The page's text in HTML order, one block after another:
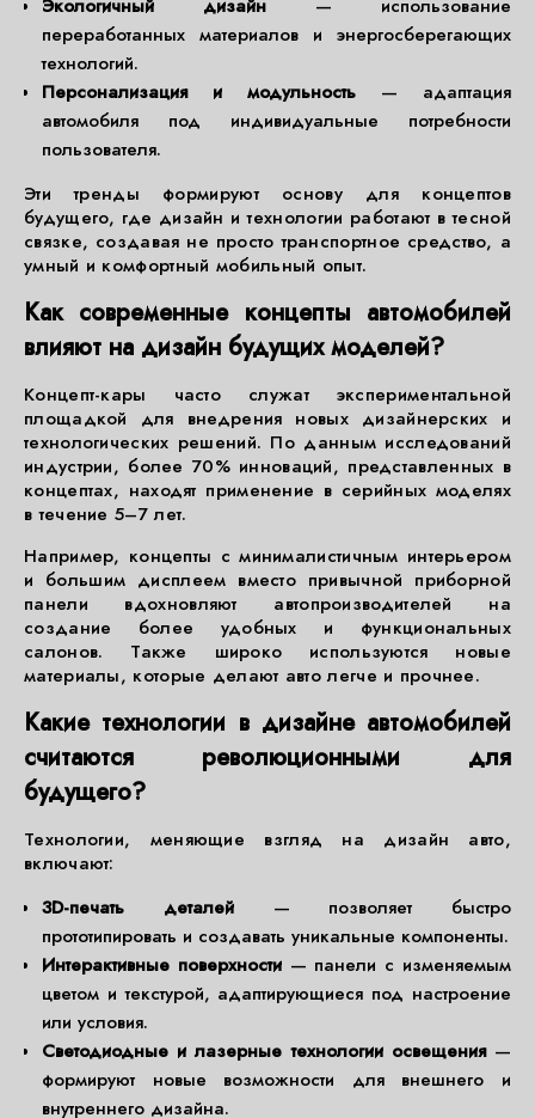
Экологичный дизайн — использование
переработанных материалов и энергосберегающих
технологий.
Персонализация и модульность — адаптация
автомобиля под индивидуальные потребности
пользователя.
Эти тренды формируют основу для концептов
будущего, где дизайн и технологии работают в тесной
связке, создавая не просто транспортное средство, а
умный и комфортный мобильный опыт.
Как современные концепты автомобилей
влияют на дизайн будущих моделей?
Концепт-кары часто служат экспериментальной
площадкой для внедрения новых дизайнерских и
технологических решений. По данным исследований
индустрии, более 70% инноваций, представленных в
концептах, находят применение в серийных моделях
в течение 5–7 лет.
Например, концепты с минималистичным интерьером
и большим дисплеем вместо привычной приборной
панели вдохновляют автопроизводителей на
создание более удобных и функциональных
салонов. Также широко используются новые
материалы, которые делают авто легче и прочнее.
Какие технологии в дизайне автомобилей
считаются революционными для
будущего?
Технологии, меняющие взгляд на дизайн авто,
включают:
3D-печать деталей— позволяет быстро
прототипировать и создавать уникальные компоненты.
Интерактивные поверхности— панели с изменяемым
цветом и текстурой, адаптирующиеся под настроение
или условия.
Светодиодные и лазерные технологии освещения—
формируют новые возможности для внешнего и
внутреннего дизайна.